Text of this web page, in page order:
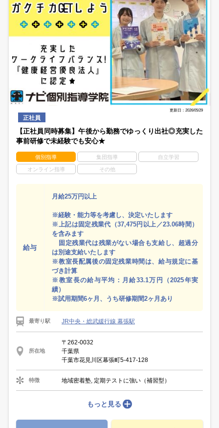
更新日：2026/05/29
正社員
【正社員同時募集】午後から勤務でゆっくり出社◎充実した
事前研修で未経験でも安心★
個別指導 集団指導 自立学習
オンライン指導 その他
給与
月給25万円以上
※経験・能力等を考慮し、決定いたします
※上記は固定残業代（37,475円以上／23.06時間）
を含みます
固定残業代は残業がない場合も支給し、超過分
は別途支給いたします
※教室長配属後の固定残業時間は、給与規定に基
づき計算
※教室長の給与平均：月給33.1万円（2025年実
績）
※試用期間6ヶ月、うち研修期間2ヶ月あり
最寄り駅 JR中央・総武緩行線 幕張駅
所在地
〒262-0032
千葉県
千葉市花見川区幕張町5-417-128
特徴 地域密着塾, 定期テストに強い（補習型）
もっと見る